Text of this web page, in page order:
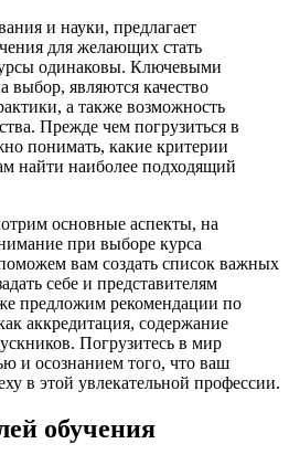
и науки, предлагает
для желающих стать
одинаковы. Ключевыми
являются качество
а также возможность
Прежде чем погрузиться в
понимать, какие критерии
найти наиболее подходящий
основные аспекты, на
при выборе курса
вам создать список важных
себе и представителям
предложим рекомендации по
аккредитация, содержание
Погрузитесь в мир
и осознанием того, что ваш
в этой увлекательной профессии.
обучения